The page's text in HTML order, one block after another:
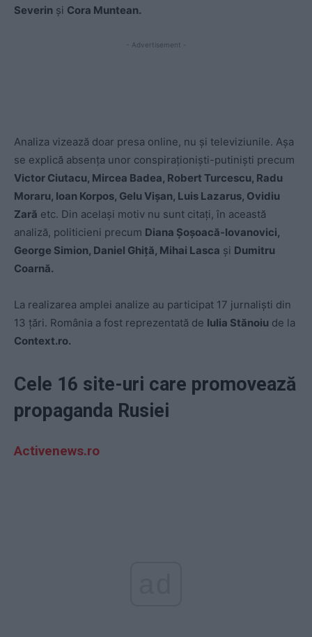
Severin și Cora Muntean.
- Advertisement -
Analiza vizează doar presa online, nu și televiziunile. Așa
se explică absența unor conspiraționiști-putiniști precum
Victor Ciutacu, Mircea Badea, Robert Turcescu, Radu
Moraru, Ioan Korpos, Gelu Vișan, Luis Lazarus, Ovidiu
Zară etc. Din același motiv nu sunt citați, în această
analiză, politicieni precum Diana Șoșoacă-Iovanovici,
George Simion, Daniel Ghiță, Mihai Lasca și Dumitru
Coarnă.
La realizarea amplei analize au participat 17 jurnaliști din
13 țări. România a fost reprezentată de Iulia Stănoiu de la
Context.ro.
Cele 16 site-uri care promovează
propaganda Rusiei
Activenews.ro